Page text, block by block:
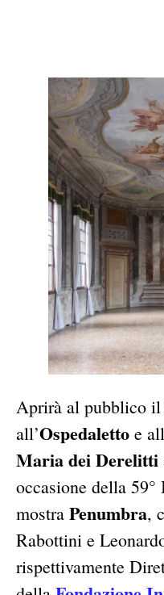
Aprirà al pubblico
all’Ospedaletto e
Maria dei Derelitti
occasione della
mostra Penumbra,
Rabottini e
rispettivamente